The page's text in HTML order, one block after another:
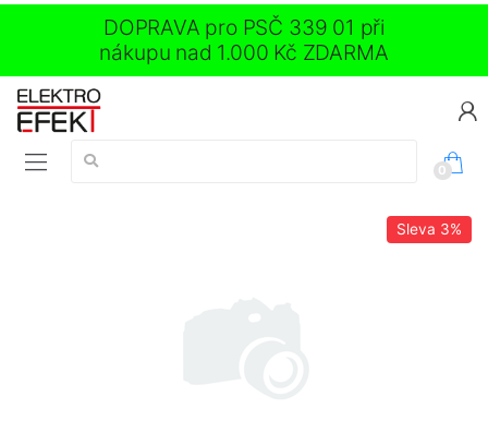
DOPRAVA pro PSČ 339 01 při
nákupu nad 1.000 Kč ZDARMA
Vyhledávání:
0
Sleva 3%